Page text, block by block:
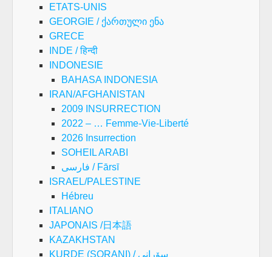
ETATS-UNIS
GEORGIE / ქართული ენა
GRECE
INDE / हिन्दी
INDONESIE
BAHASA INDONESIA
IRAN/AFGHANISTAN
2009 INSURRECTION
2022 – … Femme-Vie-Liberté
2026 Insurrection
SOHEIL ARABI
فارسی / Fārsī
ISRAEL/PALESTINE
Hébreu
ITALIANO
JAPONAIS /日本語
KAZAKHSTAN
KURDE (SORANI) / سۆرانی